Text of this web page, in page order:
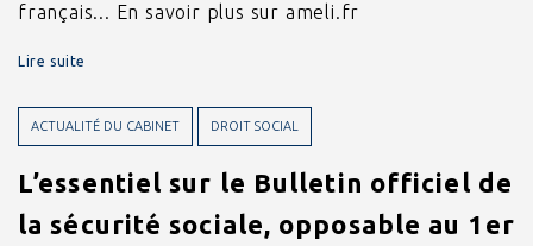
français... En savoir plus sur ameli.fr
Lire suite
ACTUALITÉ DU CABINET DROIT SOCIAL
L’essentiel sur le Bulletin officiel de
la sécurité sociale, opposable au 1er